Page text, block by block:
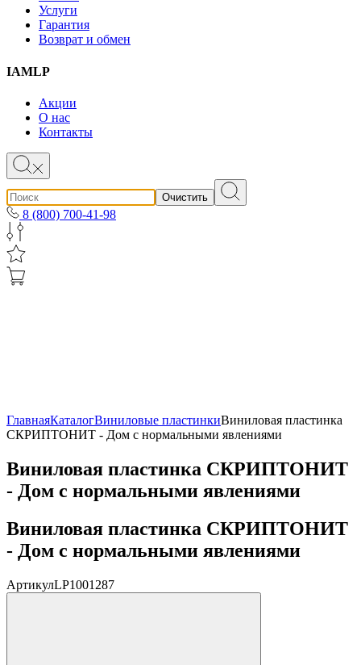
Услуги
Гарантия
Возврат и обмен
IAMLP
Акции
О нас
Контакты
Очистить
8 (800) 700-41-98
ГлавнаяКаталогВиниловые пластинкиВиниловая пластинка
СКРИПТОНИТ - Дом с нормальными явлениями
Виниловая пластинка СКРИПТОНИТ
- Дом с нормальными явлениями
Виниловая пластинка СКРИПТОНИТ
- Дом с нормальными явлениями
АртикулLP1001287